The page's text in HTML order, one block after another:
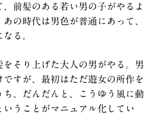
前髪のある若い男の子がやるよ
の時代は男色が普通にあって、
る。
をそり上げた大人の男がやる。男
ですが、最初はただ遊女の所作を
ち、だんだんと、こうゆう風に動
いうことがマニュアル化してい